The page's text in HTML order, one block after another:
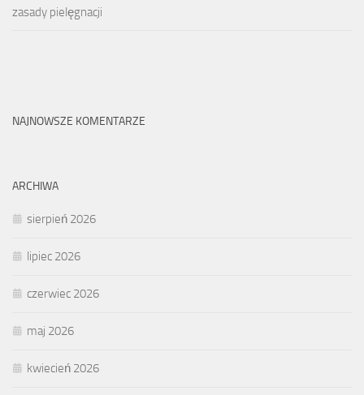
zasady pielęgnacji
NAJNOWSZE KOMENTARZE
ARCHIWA
sierpień 2026
lipiec 2026
czerwiec 2026
maj 2026
kwiecień 2026